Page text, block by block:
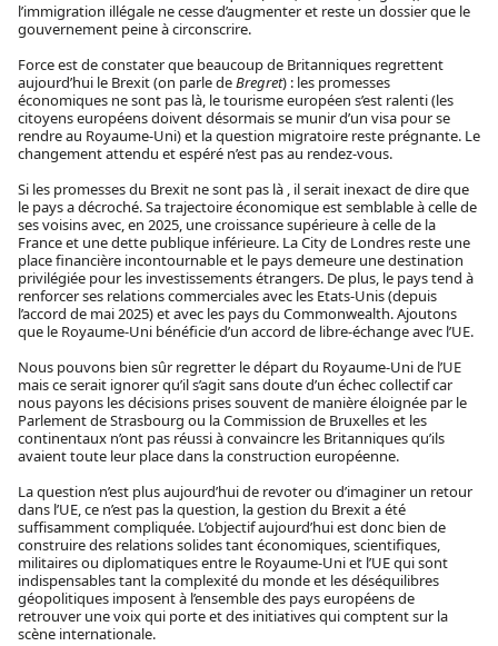
l’immigration illégale ne cesse d’augmenter et reste un dossier que le
gouvernement peine à circonscrire.
Force est de constater que beaucoup de Britanniques regrettent
aujourd’hui le Brexit (on parle deBregret) : les promesses
économiques ne sont pas là, le tourisme européen s’est ralenti (les
citoyens européens doivent désormais se munir d’un visa pour se
rendre au Royaume-Uni) et la question migratoire reste prégnante. Le
changement attendu et espéré n’est pas au rendez-vous.
Si les promesses du Brexit ne sont pas là , il serait inexact de dire que
le pays a décroché. Sa trajectoire économique est semblable à celle de
ses voisins avec, en 2025, une croissance supérieure à celle de la
France et une dette publique inférieure. La City de Londres reste une
place financière incontournable et le pays demeure une destination
privilégiée pour les investissements étrangers. De plus, le pays tend à
renforcer ses relations commerciales avec les Etats-Unis (depuis
l’accord de mai 2025) et avec les pays du Commonwealth. Ajoutons
que le Royaume-Uni bénéficie d’un accord de libre-échange avec l’UE.
Nous pouvons bien sûr regretter le départ du Royaume-Uni de l’UE
mais ce serait ignorer qu’il s’agit sans doute d’un échec collectif car
nous payons les décisions prises souvent de manière éloignée par le
Parlement de Strasbourg ou la Commission de Bruxelles et les
continentaux n’ont pas réussi à convaincre les Britanniques qu’ils
avaient toute leur place dans la construction européenne.
La question n’est plus aujourd’hui de revoter ou d’imaginer un retour
dans l’UE, ce n’est pas la question, la gestion du Brexit a été
suffisamment compliquée. L’objectif aujourd’hui est donc bien de
construire des relations solides tant économiques, scientifiques,
militaires ou diplomatiques entre le Royaume-Uni et l’UE qui sont
indispensables tant la complexité du monde et les déséquilibres
géopolitiques imposent à l’ensemble des pays européens de
retrouver une voix qui porte et des initiatives qui comptent sur la
scène internationale.